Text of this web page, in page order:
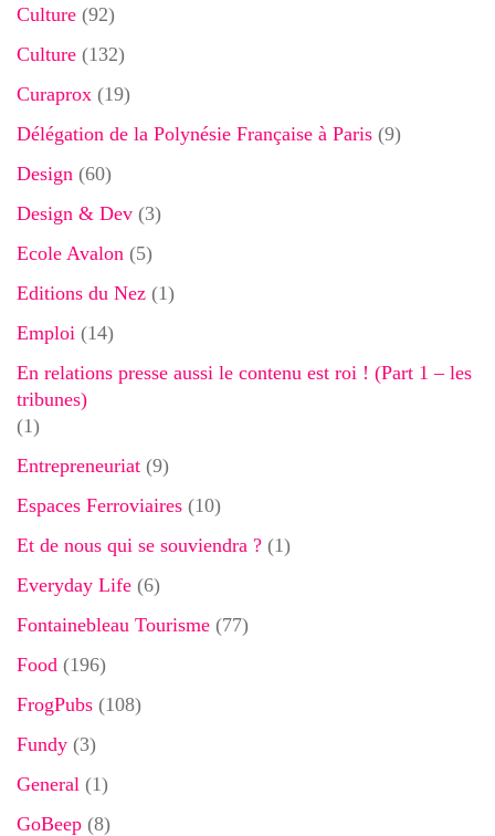
Culture (92)
Culture (132)
Curaprox (19)
Délégation de la Polynésie Française à Paris (9)
Design (60)
Design & Dev (3)
Ecole Avalon (5)
Editions du Nez (1)
Emploi (14)
En relations presse aussi le contenu est roi ! (Part 1 – les
tribunes)
(1)
Entrepreneuriat (9)
Espaces Ferroviaires (10)
Et de nous qui se souviendra ? (1)
Everyday Life (6)
Fontainebleau Tourisme (77)
Food (196)
FrogPubs (108)
Fundy (3)
General (1)
GoBeep (8)